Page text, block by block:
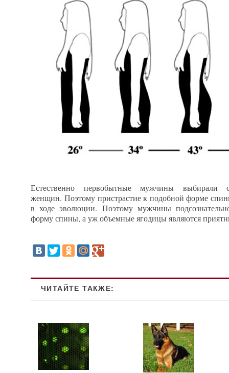
Естественно первобытные мужчины
женщин. Поэтому пристрастие к подобной форме
в ходе эволюции. Поэтому мужчины
форму спины, а уж объемные ягодицы являются
ЧИТАЙТЕ ТАКЖЕ: